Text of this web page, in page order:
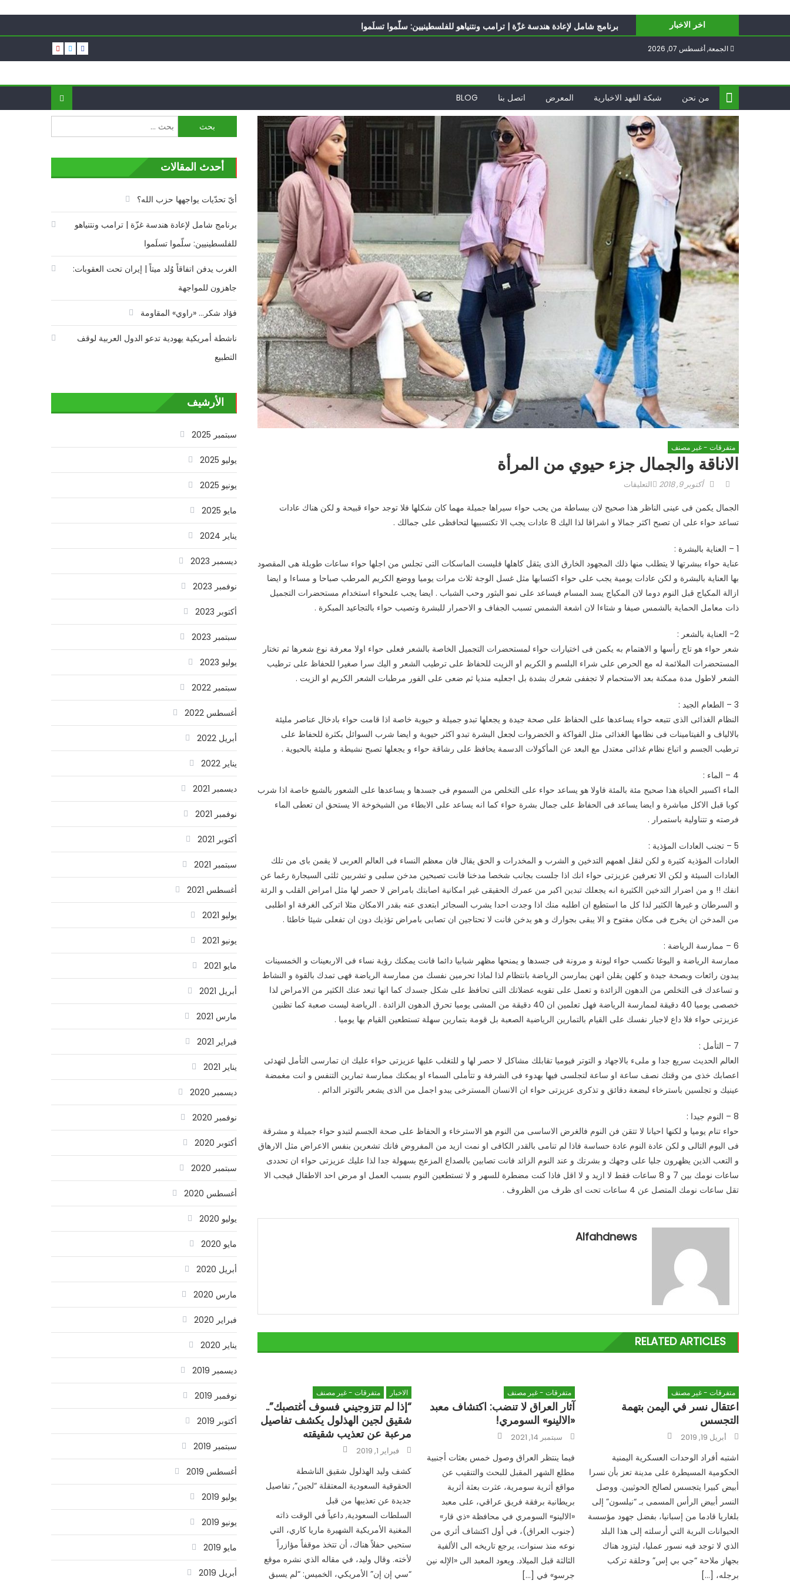
content
اخر الاخبار
برنامج شامل لإعادة هندسة غزّة | ترامب ونتنياهو للفلسطينيين: سلّموا تسلَموا
الغرب يدفن اتفاقاً وُلد ميتاً | إيران تحت العقوبات: جاهزون للمواجهة
أيّ تحدّيات يواجهها حزب الله؟
الجمعة, أغسطس 07, 2026
BLOG اتصل بنا المعرض شبكة الفهد الاخبارية من نحن
متفرقات - غير مصنف
الاناقة والجمال جزء حيوي من المرأة
Posted
أكتوبر 9, 2018Author التعليقات
والجمال
جزء
المرأة
مغلقة
الجمال يكمن فى عينى الناظر هذا صحيح لان ببساطة من يحب حواء سيراها جميلة مهما كان شكلها فلا توجد حواء قبيحة و لكن هناك عادات
تساعد حواء على ان تصبح اكثر جمالا و اشراقا لذا اليك 8 عادات يجب الا تكتسبيها لتحافظى على جمالك .
1 – العناية بالبشرة :
عناية حواء ببشرتها لا يتطلب منها ذلك المجهود الخارق الذى يثقل كاهلها فليست الماسكات التى تجلس من اجلها حواء ساعات طويلة هى المقصود
بها العناية بالبشرة و لكن عادات يومية يجب على حواء اكتسابها مثل غسل الوجة ثلاث مرات يوميا ووضع الكريم المرطب صباحا و مساءا و ايضا
ازالة المكياج قبل النوم دوما لان المكياج يسد المسام فيساعد على نمو البثور وحب الشباب . ايضا يجب علىحواء استخدام مستحضرات التجميل
ذات معامل الحماية بالشمس صيفا و شتاءا لان اشعة الشمس تسبب الجفاف و الاحمرار للبشرة وتصيب حواء بالتجاعيد المبكرة .
2- العناية بالشعر :
شعر حواء هو تاج رأسها و الاهتمام به يكمن فى اختيارات حواء لمستحضرات التجميل الخاصة بالشعر فعلى حواء اولا معرفة نوع شعرها ثم تختار
المستحضرات الملائمة له مع الحرص على شراء البلسم و الكريم او الزيت للحفاظ على ترطيب الشعر و اليك سرا صغيرا للحفاظ على ترطيب
الشعر لاطول مدة ممكنة بعد الاستحمام لا تجففى شعرك بشدة بل اجعليه منديا ثم ضعى على الفور مرطبات الشعر الكريم او الزيت .
3 – الطعام الجيد :
النظام الغذائى الذى تتبعه حواء يساعدها على الحفاظ على صحة جيدة و يجعلها تبدو جميلة و حيوية خاصة اذا قامت حواء بادخال عناصر مليئة
بالالياف و الفيتامينات فى نظامها الغذائى مثل الفواكة و الخضروات لجعل البشرة تبدو اكثر حيوية و ايضا شرب السوائل بكثرة للحفاظ على
ترطيب الجسم و اتباع نظام غذائى معتدل مع البعد عن المأكولات الدسمة يحافظ على رشاقة حواء و يجعلها تصبح نشيطة و مليئة بالحيوية .
4 – الماء :
الماء اكسير الحياة هذا صحيح مئة بالمئة فاولا هو يساعد حواء على التخلص من السموم فى جسدها و يساعدها على الشعور بالشبع خاصة اذا شرب
كوبا قبل الاكل مباشرة و ايضا يساعد فى الحفاظ على جمال بشرة حواء كما انه يساعد على الابطاء من الشيخوخة الا يستحق ان تعطى الماء
فرصته و تتناولية باستمرار .
5 – تجنب العادات المؤذية :
العادات المؤذية كثيرة و لكن لنقل اهمهم التدخين و الشرب و المخدرات و الحق يقال فان معظم النساء فى العالم العربى لا يقمن باى من تلك
العادات السيئة و لكن الا تعرفين عزيزتى حواء انك اذا جلست بجانب شخصا مدخنا فانت تصبحين مدخن سلبى و تشربين ثلثى السيجارة رغما عن
انفك !! و من اضرار التدخين الكثيرة انه يجعلك تبدين اكبر من عمرك الحقيقى غير امكانية اصابتك بامراض لا حصر لها مثل امراض القلب و الرئة
و السرطان و غيرها الكثير لذا كل ما استطيع ان اطلبه منك اذا وجدت احدا يشرب السجائر ابتعدى عنه بقدر الامكان مثلا اتركى الغرفة او اطلبى
من المدخن ان يخرج فى مكان مفتوح و الا يبقى بجوارك و هو يدخن فانت لا تحتاجين ان تصابى بامراض تؤذيك دون ان تفعلى شيئا خاطئا .
6 – ممارسة الرياضة :
ممارسة الرياضة و اليوغا تكسب حواء ليونة و مرونة فى جسدها و يمنحها مظهر شبابيا دائما فانت يمكنك رؤية نساء فى الاربعينات و الخمسينات
يبدون رائعات وبصحة جيدة و كلهن يقلن انهن يمارسن الرياضة بانتظام لذا لماذا تحرمين نفسك من ممارسة الرياضة فهى تمدك بالقوة و النشاط
و تساعدك فى التخلص من الدهون الزائدة و تعمل على تقويه عضلاتك التى تحافظ على شكل جسدك كما انها تبعد عنك الكثير من الامراض لذا
خصصى يوميا 40 دقيقة لممارسة الرياضة فهل تعلمين ان 40 دقيقة من المشى يوميا تحرق الدهون الزائدة . الرياضة ليست صعبة كما تظنين
عزيزتى حواء فلا داع لاجبار نفسك على القيام بالتمارين الرياضية الصعبة بل قومة بتمارين سهلة تستطعين القيام بها يوميا .
7 – التأمل :
العالم الحديث سريع جدا و ملىء بالاجهاد و التوتر فيوميا تقابلك مشاكل لا حصر لها و للتغلب عليها عزيزتى حواء عليك ان تمارسى التأمل لتهدئى
اعصابك خذى من وقتك نصف ساعة او ساعة لتجلسى فيها بهدوء فى الشرفة و تتأملى السماء او يمكنك ممارسة تمارين التنفس و انت مغمضة
عينيك و تجلسين باسترخاء لبضعة دقائق و تذكرى عزيزتى حواء ان الانسان المسترخى يبدو اجمل من الذى يشعر بالتوتر الدائم .
8 – النوم جيدا :
حواء تنام يوميا و لكنها احيانا لا تتقن فن النوم فالغرض الاساسى من النوم هو الاسترخاء و الحفاظ على صحة الجسم لتبدو حواء جميلة و مشرقة
فى اليوم التالى و لكن عادة النوم عادة حساسة فاذا لم تنامى بالقدر الكافى او نمت ازيد من المفروض فانك تشعرين بنفس الاعراض مثل الارهاق
و التعب الذين يظهرون جليا على وجهك و بشرتك و عند النوم الزائد فانت تصابين بالصداع المزعج بسهولة جدا لذا عليك عزيزتى حواء ان تحددى
ساعات نومك بين 7 و 8 ساعات فقط لا ازيد و لا اقل فاذا كنت مضطرة للسهر و لا تستطعين النوم بسبب العمل او مرض احد الاطفال فيجب الا
تقل ساعات نومك المتصل عن 4 ساعات تحت اى ظرف من الظروف .
Alfahdnews
RELATED ARTICLES
الاخبار متفرقات - غير مصنف
“إذا لم تتزوجيني فسوف أغتصبك”..
شقيق لجين الهذلول يكشف تفاصيل
مرعبة عن تعذيب شقيقته
Posted
onفبراير 1, 2019
كشف وليد الهذلول شقيق الناشطة
الحقوقية السعودية المعتقلة “لجين”, تفاصيل
جديدة عن تعذيبها من قبل
السلطات السعودية, داعياً في الوقت ذاته
المغنية الأمريكية الشهيرة ماريا كاري، التي
ستحيي حفلاً هناك، أن تتخذ موقفاً مؤازراً
لأخته. وقال وليد، في مقاله الذي نشره موقع
“سي إن إن” الأمريكي، الخميس: “لم يسبق
متفرقات - غير مصنف
آثار العراق لا تنضب: اكتشاف معبد
«الالينو» السومري!
Posted
onسبتمبر 14, 2021
فيما ينتظر العراق وصول خمس بعثات أجنبية
مطلع الشهر المقبل للبحث والتنقيب عن
مواقع أثرية سومرية، عثرت بعثة أثرية
بريطانية برفقة فريق عراقي، على معبد
«الالينو» السومري في محافظة «ذي قار»
(جنوب العراق)، في أول اكتشاف أثري من
نوعه منذ سنوات، يرجع تاريخه الى الألفية
الثالثة قبل الميلاد. ويعود المعبد الى «الإله نين
جرسو» في […]
متفرقات - غير مصنف
اعتقال نسر في اليمن بتهمة
التجسس
Posted
onأبريل 19, 2019
اشتبه أفراد الوحدات العسكرية اليمنية
الحكومية المسيطرة على مدينة تعز بأن نسرا
أبيض كبيرا يتجسس لصالح الحوثيين. ووصل
النسر أبيض الرأس المسمى بـ “نيلسون” إلى
بلغاريا قادما من إسبانيا، بفضل جهود مؤسسة
الحيوانات البرية التي أرسلته إلى هذا البلد
الذي لا توجد فيه نسور عمليا، ليتزود هناك
بجهاز ملاحة “جي بي إس” وحلقة تركب
برجله، […]
البحث
عن:
أحدث المقالات
أيّ تحدّيات يواجهها حزب الله؟
برنامج شامل لإعادة هندسة غزّة | ترامب ونتنياهو
للفلسطينيين: سلّموا تسلَموا
الغرب يدفن اتفاقاً وُلد ميتاً | إيران تحت العقوبات:
جاهزون للمواجهة
فؤاد شكر… «راوي» المقاومة
ناشطة أمريكية يهودية تدعو الدول العربية لوقف
التطبيع
الأرشيف
سبتمبر 2025
يوليو 2025
يونيو 2025
مايو 2025
يناير 2024
ديسمبر 2023
نوفمبر 2023
أكتوبر 2023
سبتمبر 2023
يوليو 2023
سبتمبر 2022
أغسطس 2022
أبريل 2022
يناير 2022
ديسمبر 2021
نوفمبر 2021
أكتوبر 2021
سبتمبر 2021
أغسطس 2021
يوليو 2021
يونيو 2021
مايو 2021
أبريل 2021
مارس 2021
فبراير 2021
يناير 2021
ديسمبر 2020
نوفمبر 2020
أكتوبر 2020
سبتمبر 2020
أغسطس 2020
يوليو 2020
مايو 2020
أبريل 2020
مارس 2020
فبراير 2020
يناير 2020
ديسمبر 2019
نوفمبر 2019
أكتوبر 2019
سبتمبر 2019
أغسطس 2019
يوليو 2019
يونيو 2019
مايو 2019
أبريل 2019